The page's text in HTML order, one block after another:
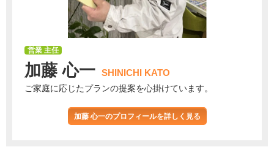
営業 主任
加藤 心一 SHINICHI KATO
ご家庭に応じたプランの提案を心掛けています。
加藤 心一のプロフィールを詳しく見る